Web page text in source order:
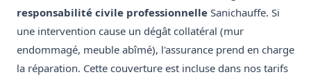
responsabilité civile professionnelle Sanichauffe. Si
une intervention cause un dégât collatéral (mur
endommagé, meuble abîmé), l'assurance prend en charge
la réparation. Cette couverture est incluse dans nos tarifs